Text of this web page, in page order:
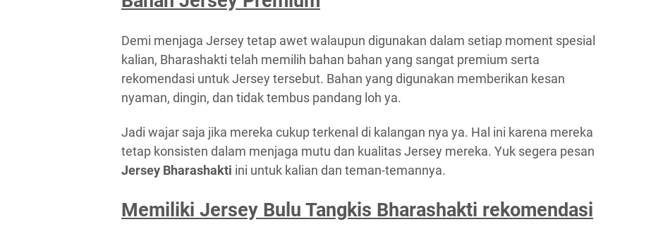
Demi menjaga Jersey tetap awet walaupun digunakan dalam setiap moment spesial
kalian, Bharashakti telah memilih bahan bahan yang sangat premium serta
rekomendasi untuk Jersey tersebut. Bahan yang digunakan memberikan kesan
nyaman, dingin, dan tidak tembus pandang loh ya.
Jadi wajar saja jika mereka cukup terkenal di kalangan nya ya. Hal ini karena mereka
tetap konsisten dalam menjaga mutu dan kualitas Jersey mereka. Yuk segera pesan
Jersey Bharashakti ini untuk kalian dan teman-temannya.
Memiliki Jersey Bulu Tangkis Bharashakti rekomendasi